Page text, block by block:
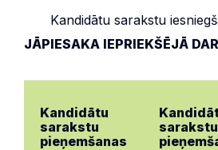
Kandidātu sarakstu
JĀPIESAKA IEPRIEKŠĒJĀ
Kandidātu
sarakstu
pieņemšanas
sarakstu